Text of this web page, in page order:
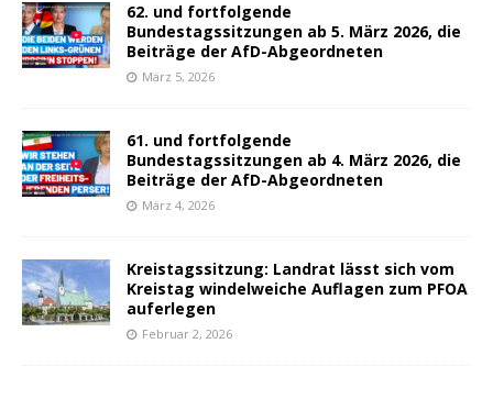
62. und fortfolgende
Bundestagssitzungen ab 5. März 2026, die
Beiträge der AfD-Abgeordneten
März 5, 2026
61. und fortfolgende
Bundestagssitzungen ab 4. März 2026, die
Beiträge der AfD-Abgeordneten
März 4, 2026
Kreistagssitzung: Landrat lässt sich vom
Kreistag windelweiche Auflagen zum PFOA
auferlegen
Februar 2, 2026